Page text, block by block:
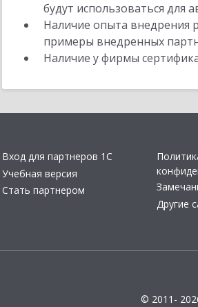
будут использоваться для
Наличие опыта внедрения
примеры внедренных
Наличие у фирмы
Вход для партнеров 1С
Учебная версия
Стать партнером
Другие
© 2011-